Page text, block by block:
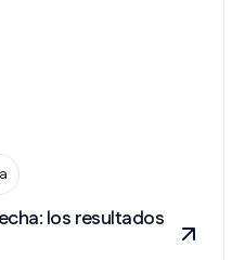
los resultados